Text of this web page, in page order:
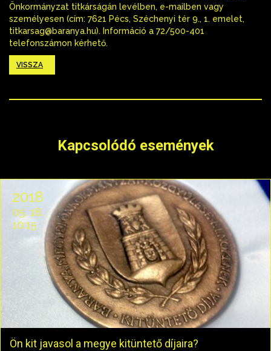
Önkormányzat titkárságán levélben, e-mailben vagy
személyesen (cím: 7621 Pécs, Széchenyi tér 9., 1. emelet,
titkarsag@baranya.hu). Információ a 72/500-401
telefonszámon kérhető.
VISSZA
Kapcsolódó események
Ön kit javasol a megye kitüntető díjaira?
2018
05. 18.
10:15